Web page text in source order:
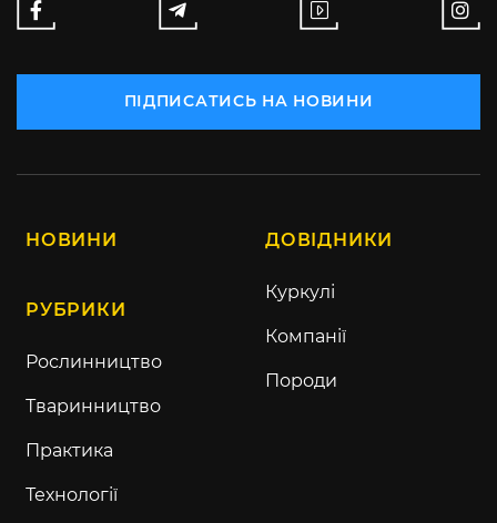
ПІДПИСАТИСЬ НА НОВИНИ
НОВИНИ
РУБРИКИ
Рослинництво
Тваринництво
Практика
Технології
ДОВІДНИКИ
Куркулі
Компанії
Породи